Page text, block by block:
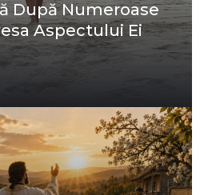
După Numeroase
Aspectului Ei